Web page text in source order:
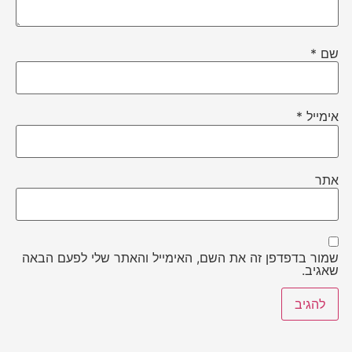
שם *
אימייל *
אתר
שמור בדפדפן זה את השם, האימייל והאתר שלי לפעם הבאה
שאגיב.